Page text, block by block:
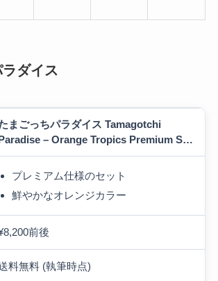
ダイス
まごっちパラダイス Tamagotchi
– Orange Tropics Premium Set
個 ｜発売日前日出荷｜ オレンジトロピ…
プレミアム仕様のセット
鮮やかなオレンジカラー
前後
料無料 (執筆時点)